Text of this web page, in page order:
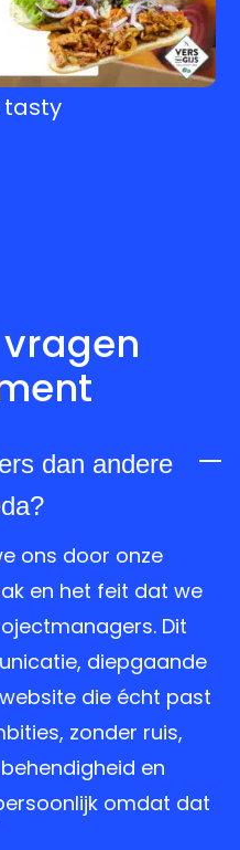
tasty
dan andere
ons door onze
en het feit dat we
Dit
diepgaande
die écht past
zonder ruis,
en
omdat dat